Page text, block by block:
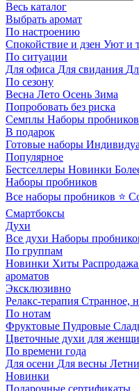
Весь каталог
Выбрать аромат
По настроению
Спокойствие и дзен Уют и
По ситуации
Для офиса Для свидания
По сезону
Весна Лето Осень Зима
Попробовать без риска
Семплы Наборы пробников
В подарок
Готовые наборы
Популярное
Бестселлеры Новинки
Наборы пробников
Все наборы пробников ⭐
Смартбоксы
Духи
Все духи Наборы
По группам
Новинки Хиты Распродажа
ароматов
Эксклюзивно
Релакс-терапия Странное,
По нотам
Фруктовые Пудровые
Цветочные духи для
По времени года
Для осени Для весны
Новинки
Подарочные сертификаты